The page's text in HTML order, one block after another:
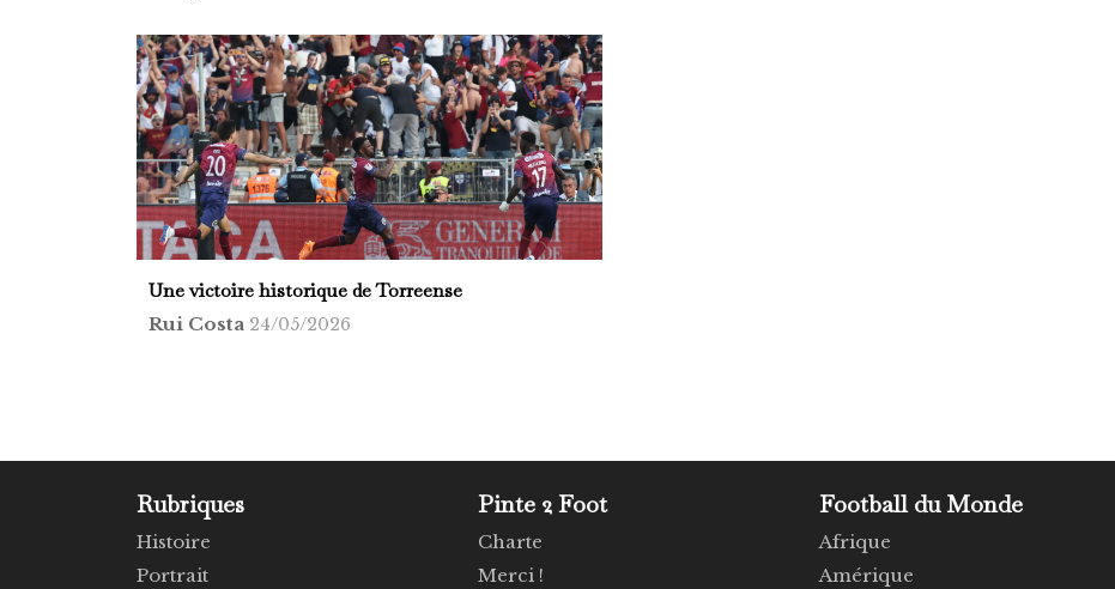
Une victoire historique de Torreense
Rui Costa 24/05/2026
Rubriques
Histoire
Portrait
Pinte 2 Foot
Charte
Merci !
Football du Monde
Afrique
Amérique